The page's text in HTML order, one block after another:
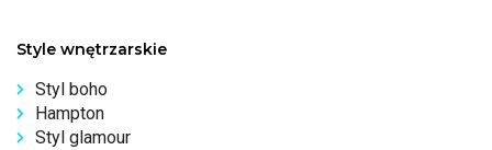
Style wnętrzarskie
Styl boho
Hampton
Styl glamour